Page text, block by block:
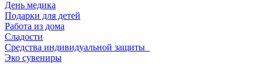
День медика
Подарки для детей
Работа из дома
Сладости
Средства индивидуальной защиты_
Эко сувениры